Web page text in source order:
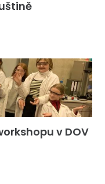
v DOV